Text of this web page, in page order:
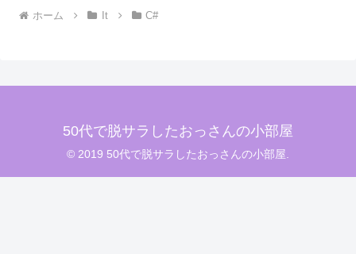
ホーム It C#
50代で脱サラしたおっさんの小部屋
© 2019 50代で脱サラしたおっさんの小部屋.